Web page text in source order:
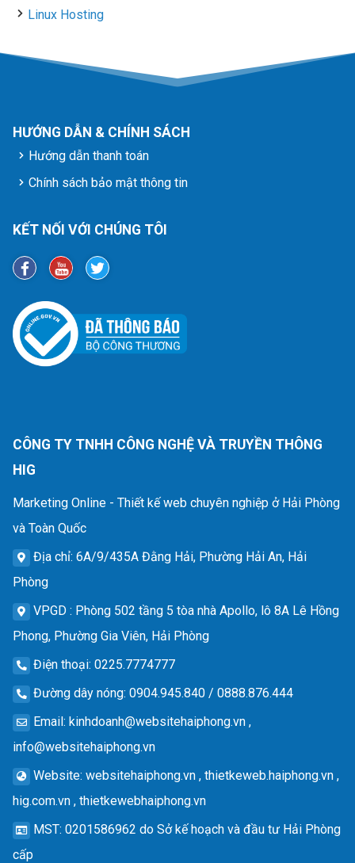
Linux Hosting
HƯỚNG DẪN & CHÍNH SÁCH
Hướng dẫn thanh toán
Chính sách bảo mật thông tin
KẾT NỐI VỚI CHÚNG TÔI
CÔNG TY TNHH CÔNG NGHỆ VÀ TRUYỀN THÔNG
HIG
Marketing Online - Thiết kế web chuyên nghiệp ở Hải Phòng
và Toàn Quốc
Địa chỉ: 6A/9/435A Đằng Hải, Phường Hải An, Hải
Phòng
VPGD : Phòng 502 tầng 5 tòa nhà Apollo, lô 8A Lê Hồng
Phong, Phường Gia Viên, Hải Phòng
Điện thoại: 0225.7774777
Đường dây nóng: 0904.945.840 / 0888.876.444
Email: kinhdoanh@websitehaiphong.vn ,
info@websitehaiphong.vn
Website: websitehaiphong.vn , thietkeweb.haiphong.vn ,
hig.com.vn , thietkewebhaiphong.vn
MST: 0201586962 do Sở kế hoạch và đầu tư Hải Phòng
cấp